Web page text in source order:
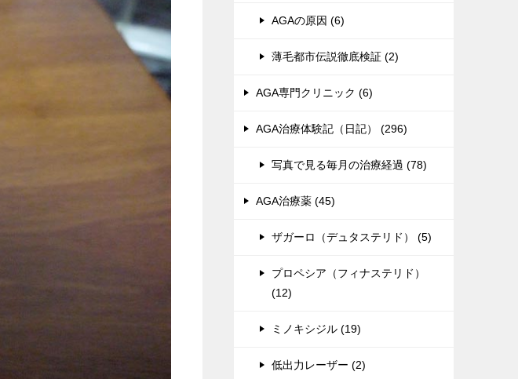
AGAの原因 (6)
薄毛都市伝説徹底検証 (2)
AGA専門クリニック (6)
AGA治療体験記（日記） (296)
写真で見る毎月の治療経過 (78)
AGA治療薬 (45)
ザガーロ（デュタステリド） (5)
プロペシア（フィナステリド）
(12)
ミノキシジル (19)
低出力レーザー (2)